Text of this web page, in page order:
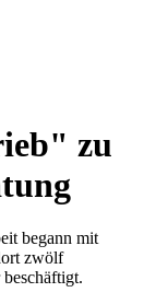
zu
begann mit
zwölf